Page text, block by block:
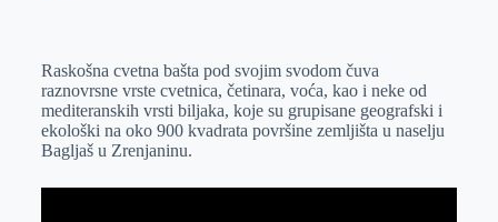
e
r
I
n
s
A
p
a
i
l
Raskošna cvetna bašta pod svojim svodom čuva
raznovrsne vrste cvetnica, četinara, voća, kao i neke od
mediteranskih vrsti biljaka, koje su grupisane geografski i
ekološki na oko 900 kvadrata površine zemljišta u naselju
Bagljaš u Zrenjaninu.